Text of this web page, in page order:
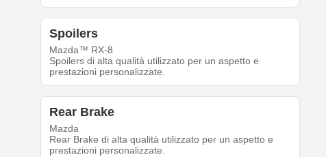
Spoilers
Mazda™ RX-8
Spoilers di alta qualità utilizzato per un aspetto e
prestazioni personalizzate.
Rear Brake
Mazda
Rear Brake di alta qualità utilizzato per un aspetto e
prestazioni personalizzate.